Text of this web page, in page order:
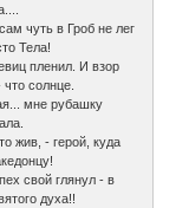
чуть в Гроб не лег
Тела!
пленил. И взор
солнце.
мне рубашку
жив, - герой, куда
свой глянул - в
духа!!